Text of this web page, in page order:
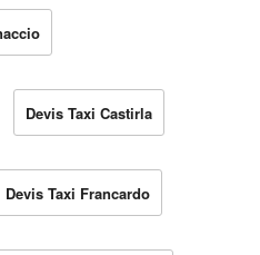
Devis Taxi Castirla
Devis Taxi Francardo